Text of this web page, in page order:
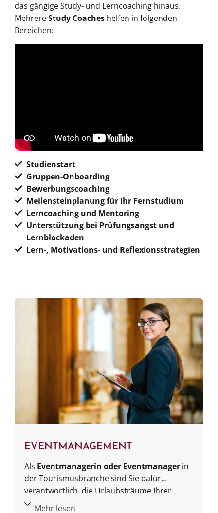
das gängige Study- und Lerncoaching hinaus.
MehrereStudy Coaches helfen in folgenden
Bereichen:
Studienstart
Gruppen-Onboarding
Bewerbungscoaching
Meilensteinplanung für Ihr Fernstudium
Lerncoaching und Mentoring
Unterstützung bei Prüfungsangst und
Lernblockaden
Lern-, Motivations- und Reflexionsstrategien
EVENTMANAGEMENT
Als Eventmanagerin oder Eventmanager in
der Tourismusbranche sind Sie dafür
verantwortlich, die Urlaubsträume Ihrer
Kundinnen und Kunden nicht nur Wirklichkeit
Mehr lesen